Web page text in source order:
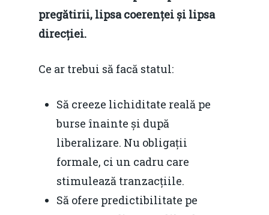
pregătirii, lipsa coerenței și lipsa
direcției.
Ce ar trebui să facă statul:
Să creeze lichiditate reală pe
burse înainte și după
liberalizare. Nu obligații
formale, ci un cadru care
stimulează tranzacțiile.
Să ofere predictibilitate pe
Soluții de
Rolul băncilor în
Redresare vs.
Durabilă
Martie 2016
Decembrie 2015
Agribusiness
Energia
Video Forum Marea
concurență.
Contact
Email: